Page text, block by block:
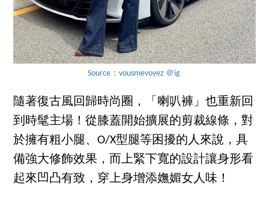
Source：vousmevoyez ＠ig
隨著復古風回歸時尚圈，「喇叭褲」也重新回
到時髦主場！從膝蓋開始擴展的剪裁線條，對
於擁有粗小腿、O/X型腿等困擾的人來說，具
備強大修飾效果，而上緊下寬的設計讓身形看
起來凹凸有致，穿上身增添嫵媚女人味！